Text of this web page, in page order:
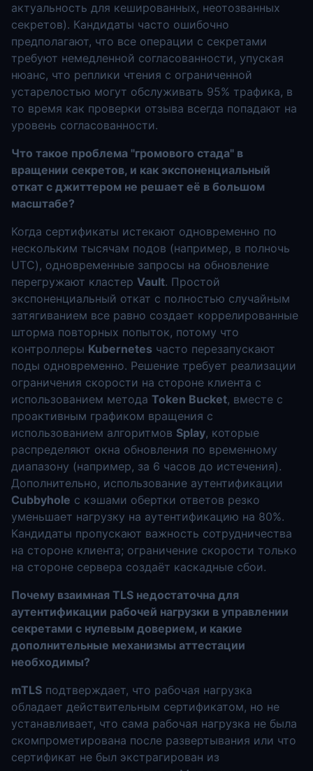
актуальность для кешированных, неотозванных
секретов). Кандидаты часто ошибочно
предполагают, что все операции с секретами
требуют немедленной согласованности, упуская
нюанс, что реплики чтения с ограниченной
устарелостью могут обслуживать 95% трафика, в
то время как проверки отзыва всегда попадают на
уровень согласованности.
Что такое проблема "громового стада" в
вращении секретов, и как экспоненциальный
откат с джиттером не решает её в большом
масштабе?
Когда сертификаты истекают одновременно по
нескольким тысячам подов (например, в полночь
UTC), одновременные запросы на обновление
перегружают кластер Vault. Простой
экспоненциальный откат с полностью случайным
затягиванием все равно создает коррелированные
шторма повторных попыток, потому что
контроллеры Kubernetes часто перезапускают
поды одновременно. Решение требует реализации
ограничения скорости на стороне клиента с
использованием метода Token Bucket, вместе с
проактивным графиком вращения с
использованием алгоритмов Splay, которые
распределяют окна обновления по временному
диапазону (например, за 6 часов до истечения).
Дополнительно, использование аутентификации
Cubbyhole с кэшами обертки ответов резко
уменьшает нагрузку на аутентификацию на 80%.
Кандидаты пропускают важность сотрудничества
на стороне клиента; ограничение скорости только
на стороне сервера создаёт каскадные сбои.
Почему взаимная TLS недостаточна для
аутентификации рабочей нагрузки в управлении
секретами с нулевым доверием, и какие
дополнительные механизмы аттестации
необходимы?
mTLS подтверждает, что рабочая нагрузка
обладает действительным сертификатом, но не
устанавливает, что сама рабочая нагрузка не была
скомпрометирована после развертывания или что
сертификат не был экстрагирован из